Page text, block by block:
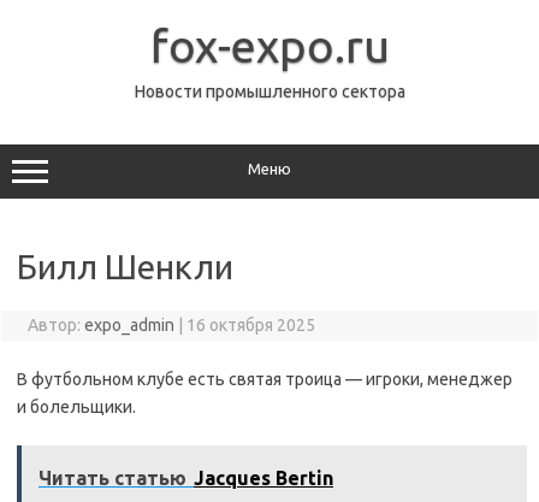
fox-expo.ru
Новости промышленного сектора
Меню
Билл Шенкли
Автор: expo_admin 16 октября 2025
В футбольном клубе есть святая троица — игроки, менеджер
и болельщики.
Читать статью Jacques Bertin